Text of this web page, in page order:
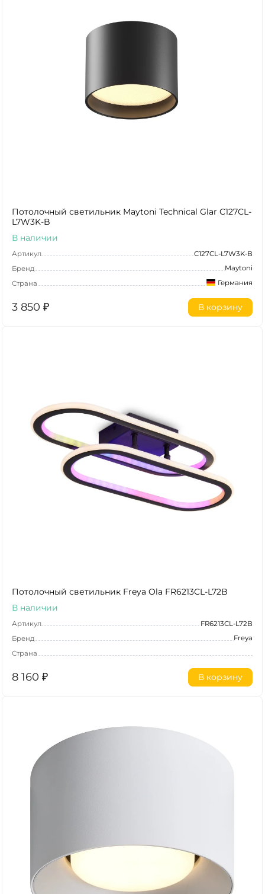
Потолочный светильник Maytoni Technical Glar C127CL-
L7W3K-B
В наличии
Артикул
C127CL-L7W3K-B
Бренд
Maytoni
Страна
Германия
3 850 ₽ В корзину
Потолочный светильник Freya Ola FR6213CL-L72B
В наличии
Артикул
FR6213CL-L72B
Бренд
Freya
Страна
8 160 ₽ В корзину